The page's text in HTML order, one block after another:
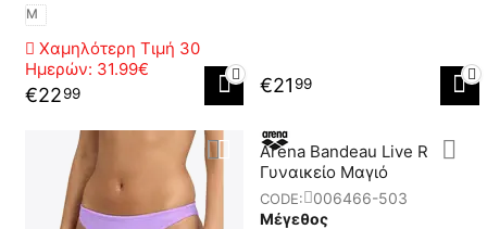
M
Χαμηλότερη Τιμή 30
Ημερών: 31.99€
€2299 €21 99
Arena Bandeau Live R
Γυναικείο Μαγιό
CODE:
006466-503
Μέγεθος